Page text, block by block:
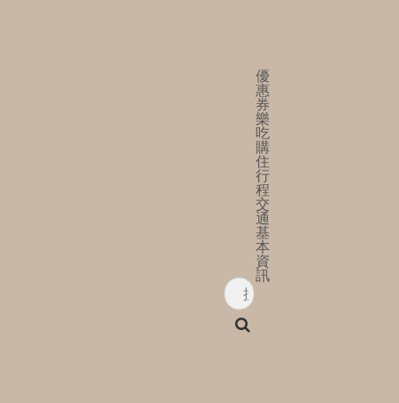
優
惠
券
樂
吃
購
住
行
程
交
通
基
本
資
訊